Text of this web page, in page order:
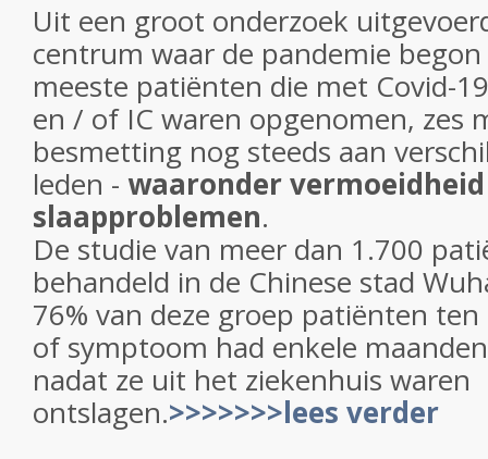
Uit een groot onderzoek
centrum waar de pandemie
meeste patiënten die met Covid-
en / of IC waren opgenomen, zes
besmetting nog steeds aan
leden - waaronder
slaapproblemen.
De studie van meer dan 1.700
behandeld in de Chinese stad
76% van deze groep patiënten
of symptoom had enkele
nadat ze uit het ziekenhuis waren
ontslagen.>>>>>>>lees verder